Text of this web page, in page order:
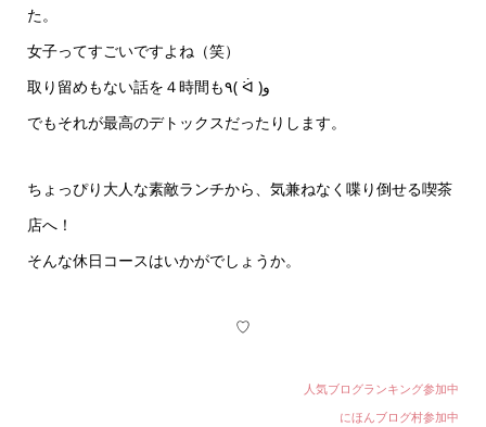
た。
女子ってすごいですよね（笑）
取り留めもない話を４時間も٩( ᐛ )و
でもそれが最高のデトックスだったりします。
ちょっぴり大人な素敵ランチから、気兼ねなく喋り倒せる喫茶
店へ！
そんな休日コースはいかがでしょうか。
♡
人気ブログランキング参加中
にほんブログ村参加中